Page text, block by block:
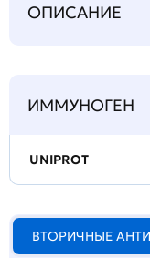
ОПИСАНИЕ
ИММУНОГЕН
UNIPROT
ВТОРИЧНЫЕ